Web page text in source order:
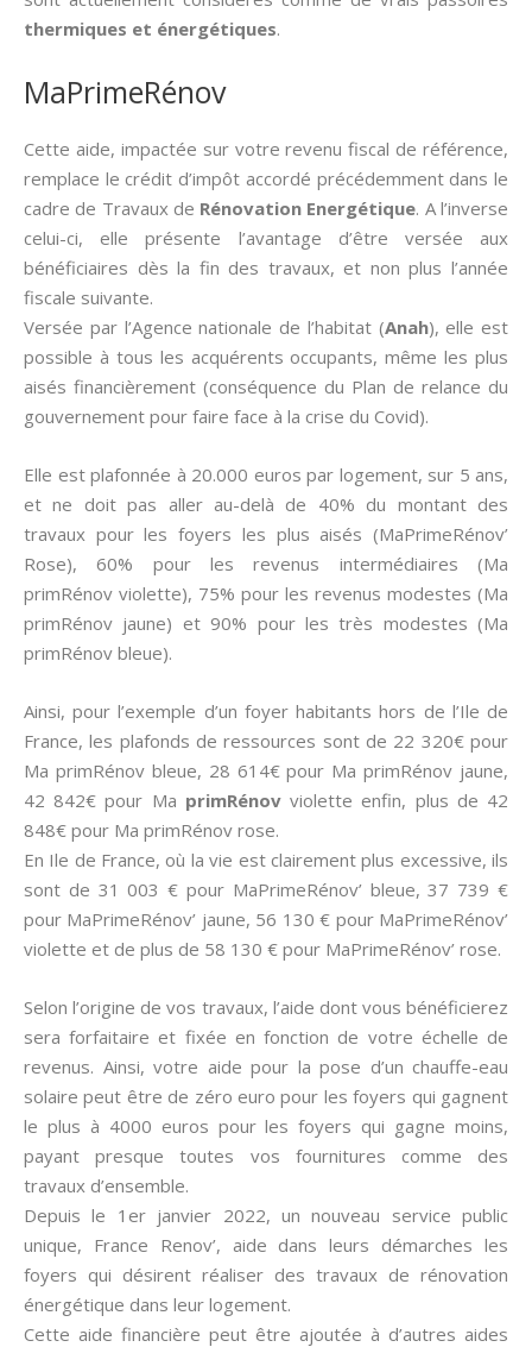
thermiques et énergétiques.
MaPrimeRénov
Cette aide, impactée sur votre revenu fiscal de référence,
remplace le crédit d’impôt accordé précédemment dans le
cadre de Travaux de Rénovation Energétique. A l’inverse
celui-ci, elle présente l’avantage d’être versée aux
bénéficiaires dès la fin des travaux, et non plus l’année
fiscale suivante.
Versée par l’Agence nationale de l’habitat (Anah), elle est
possible à tous les acquérents occupants, même les plus
aisés financièrement (conséquence du Plan de relance du
gouvernement pour faire face à la crise du Covid).
Elle est plafonnée à 20.000 euros par logement, sur 5 ans,
et ne doit pas aller au-delà de 40% du montant des
travaux pour les foyers les plus aisés (MaPrimeRénov’
Rose), 60% pour les revenus intermédiaires (Ma
primRénov violette), 75% pour les revenus modestes (Ma
primRénov jaune) et 90% pour les très modestes (Ma
primRénov bleue).
Ainsi, pour l’exemple d’un foyer habitants hors de l’Ile de
France, les plafonds de ressources sont de 22 320€ pour
Ma primRénov bleue, 28 614€ pour Ma primRénov jaune,
42 842€ pour Ma primRénovviolette enfin, plus de 42
848€ pour Ma primRénov rose.
En Ile de France, où la vie est clairement plus excessive, ils
sont de 31 003 € pour MaPrimeRénov’ bleue, 37 739 €
pour MaPrimeRénov’ jaune, 56 130 € pour MaPrimeRénov’
violette et de plus de 58 130 € pour MaPrimeRénov’ rose.
Selon l’origine de vos travaux, l’aide dont vous bénéficierez
sera forfaitaire et fixée en fonction de votre échelle de
revenus. Ainsi, votre aide pour la pose d’un chauffe-eau
solaire peut être de zéro euro pour les foyers qui gagnent
le plus à 4000 euros pour les foyers qui gagne moins,
payant presque toutes vos fournitures comme des
travaux d’ensemble.
Depuis le 1er janvier 2022, un nouveau service public
unique, France Renov’, aide dans leurs démarches les
foyers qui désirent réaliser des travaux de rénovation
énergétique dans leur logement.
Cette aide financière peut être ajoutée à d’autres aides